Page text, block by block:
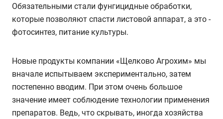
Обязательными стали фунгицидные обработки,
которые позволяют спасти листовой аппарат, а это -
фотосинтез, питание культуры.
Новые продукты компании «Щелково Агрохим» мы
вначале испытываем экспериментально, затем
постепенно вводим. При этом очень большое
значение имеет соблюдение технологии применения
препаратов. Ведь, что скрывать, иногда хозяйства